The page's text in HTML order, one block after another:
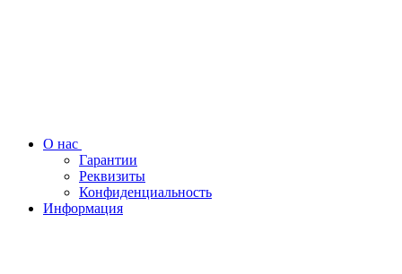
О нас
Гарантии
Реквизиты
Конфиденциальность
Информация